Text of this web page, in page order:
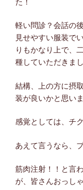
軽い問診？会話の
見せやすい服装で
りもかなり上で、
種していただきまし
結構、上の方に摂
装が良いかと思い
感覚としては、チ
あえて言うなら、
筋肉注射！！と言
が、皆さんおっし